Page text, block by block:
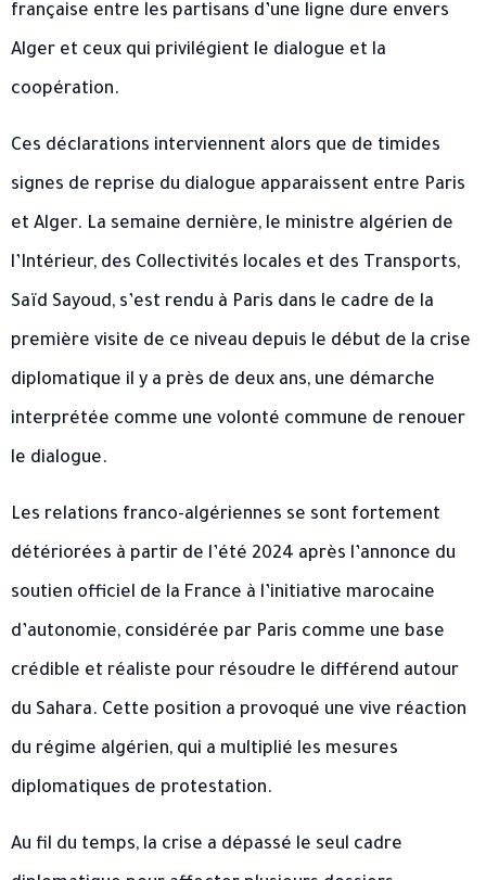
française entre les partisans d’une ligne dure envers
Alger et ceux qui privilégient le dialogue et la
coopération.
Ces déclarations interviennent alors que de timides
signes de reprise du dialogue apparaissent entre Paris
et Alger. La semaine dernière, le ministre algérien de
l’Intérieur, des Collectivités locales et des Transports,
Saïd Sayoud, s’est rendu à Paris dans le cadre de la
première visite de ce niveau depuis le début de la crise
diplomatique il y a près de deux ans, une démarche
interprétée comme une volonté commune de renouer
le dialogue.
Les relations franco-algériennes se sont fortement
détériorées à partir de l’été 2024 après l’annonce du
soutien officiel de la France à l’initiative marocaine
d’autonomie, considérée par Paris comme une base
crédible et réaliste pour résoudre le différend autour
du Sahara. Cette position a provoqué une vive réaction
du régime algérien, qui a multiplié les mesures
diplomatiques de protestation.
Au fil du temps, la crise a dépassé le seul cadre